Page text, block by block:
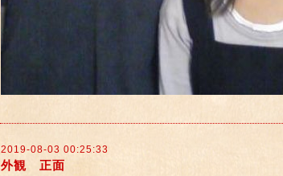
2019-08-03 00:25:33
外観 正面